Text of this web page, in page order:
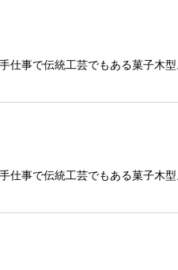
仕事で伝統工芸でもある菓子木
仕事で伝統工芸でもある菓子木